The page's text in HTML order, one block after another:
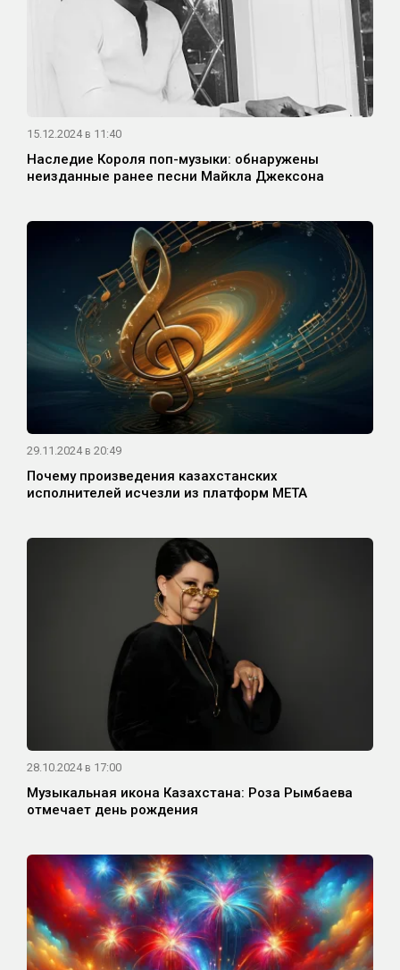
15.12.2024 в 11:40
Наследие Короля поп-музыки: обнаружены
неизданные ранее песни Майкла Джексона
29.11.2024 в 20:49
Почему произведения казахстанских
исполнителей исчезли из платформ МЕТА
28.10.2024 в 17:00
Музыкальная икона Казахстана: Роза Рымбаева
отмечает день рождения